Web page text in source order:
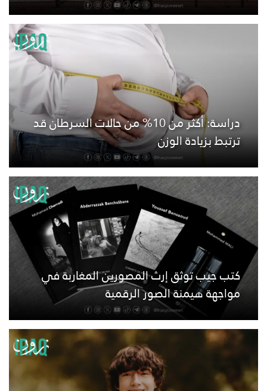
دراسة: أكثر من 10% من حالات السرطان قد
ترتبط بزيادة الوزن
كتب جيب توثق إرث المصورين المغاربة في
مواجهة هيمنة الصور الرقمية